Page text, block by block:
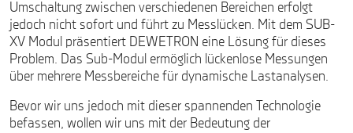
Umschaltung zwischen verschiedenen Bereichen erfolgt
jedoch nicht sofort und führt zu Messlücken. Mit dem SUB-
XV Modul präsentiert DEWETRON eine Lösung für dieses
Problem. Das Sub-Modul ermöglich lückenlose Messungen
über mehrere Messbereiche für dynamische Lastanalysen.
Bevor wir uns jedoch mit dieser spannenden Technologie
befassen, wollen wir uns mit der Bedeutung der